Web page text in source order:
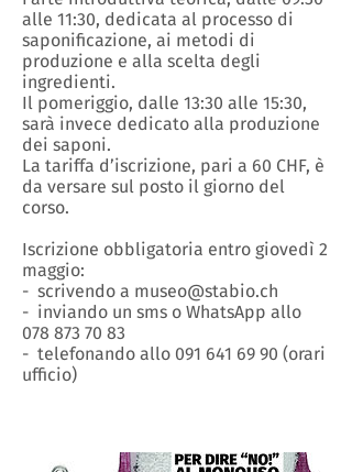
alle 11:30, dedicata al processo di
saponificazione, ai metodi di
produzione e alla scelta degli
ingredienti.
Il pomeriggio, dalle 13:30 alle 15:30,
sarà invece dedicato alla produzione
dei saponi.
La tariffa d’iscrizione, pari a 60 CHF, è
da versare sul posto il giorno del
corso.
Iscrizione obbligatoria entro giovedì 2
maggio:
- scrivendo a museo@stabio.ch
- inviando un sms o WhatsApp allo
078 873 70 83
- telefonando allo 091 641 69 90 (orari
ufficio)